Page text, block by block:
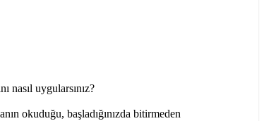
nasıl uygularsınız?
okuduğu, başladığınızda bitirmeden